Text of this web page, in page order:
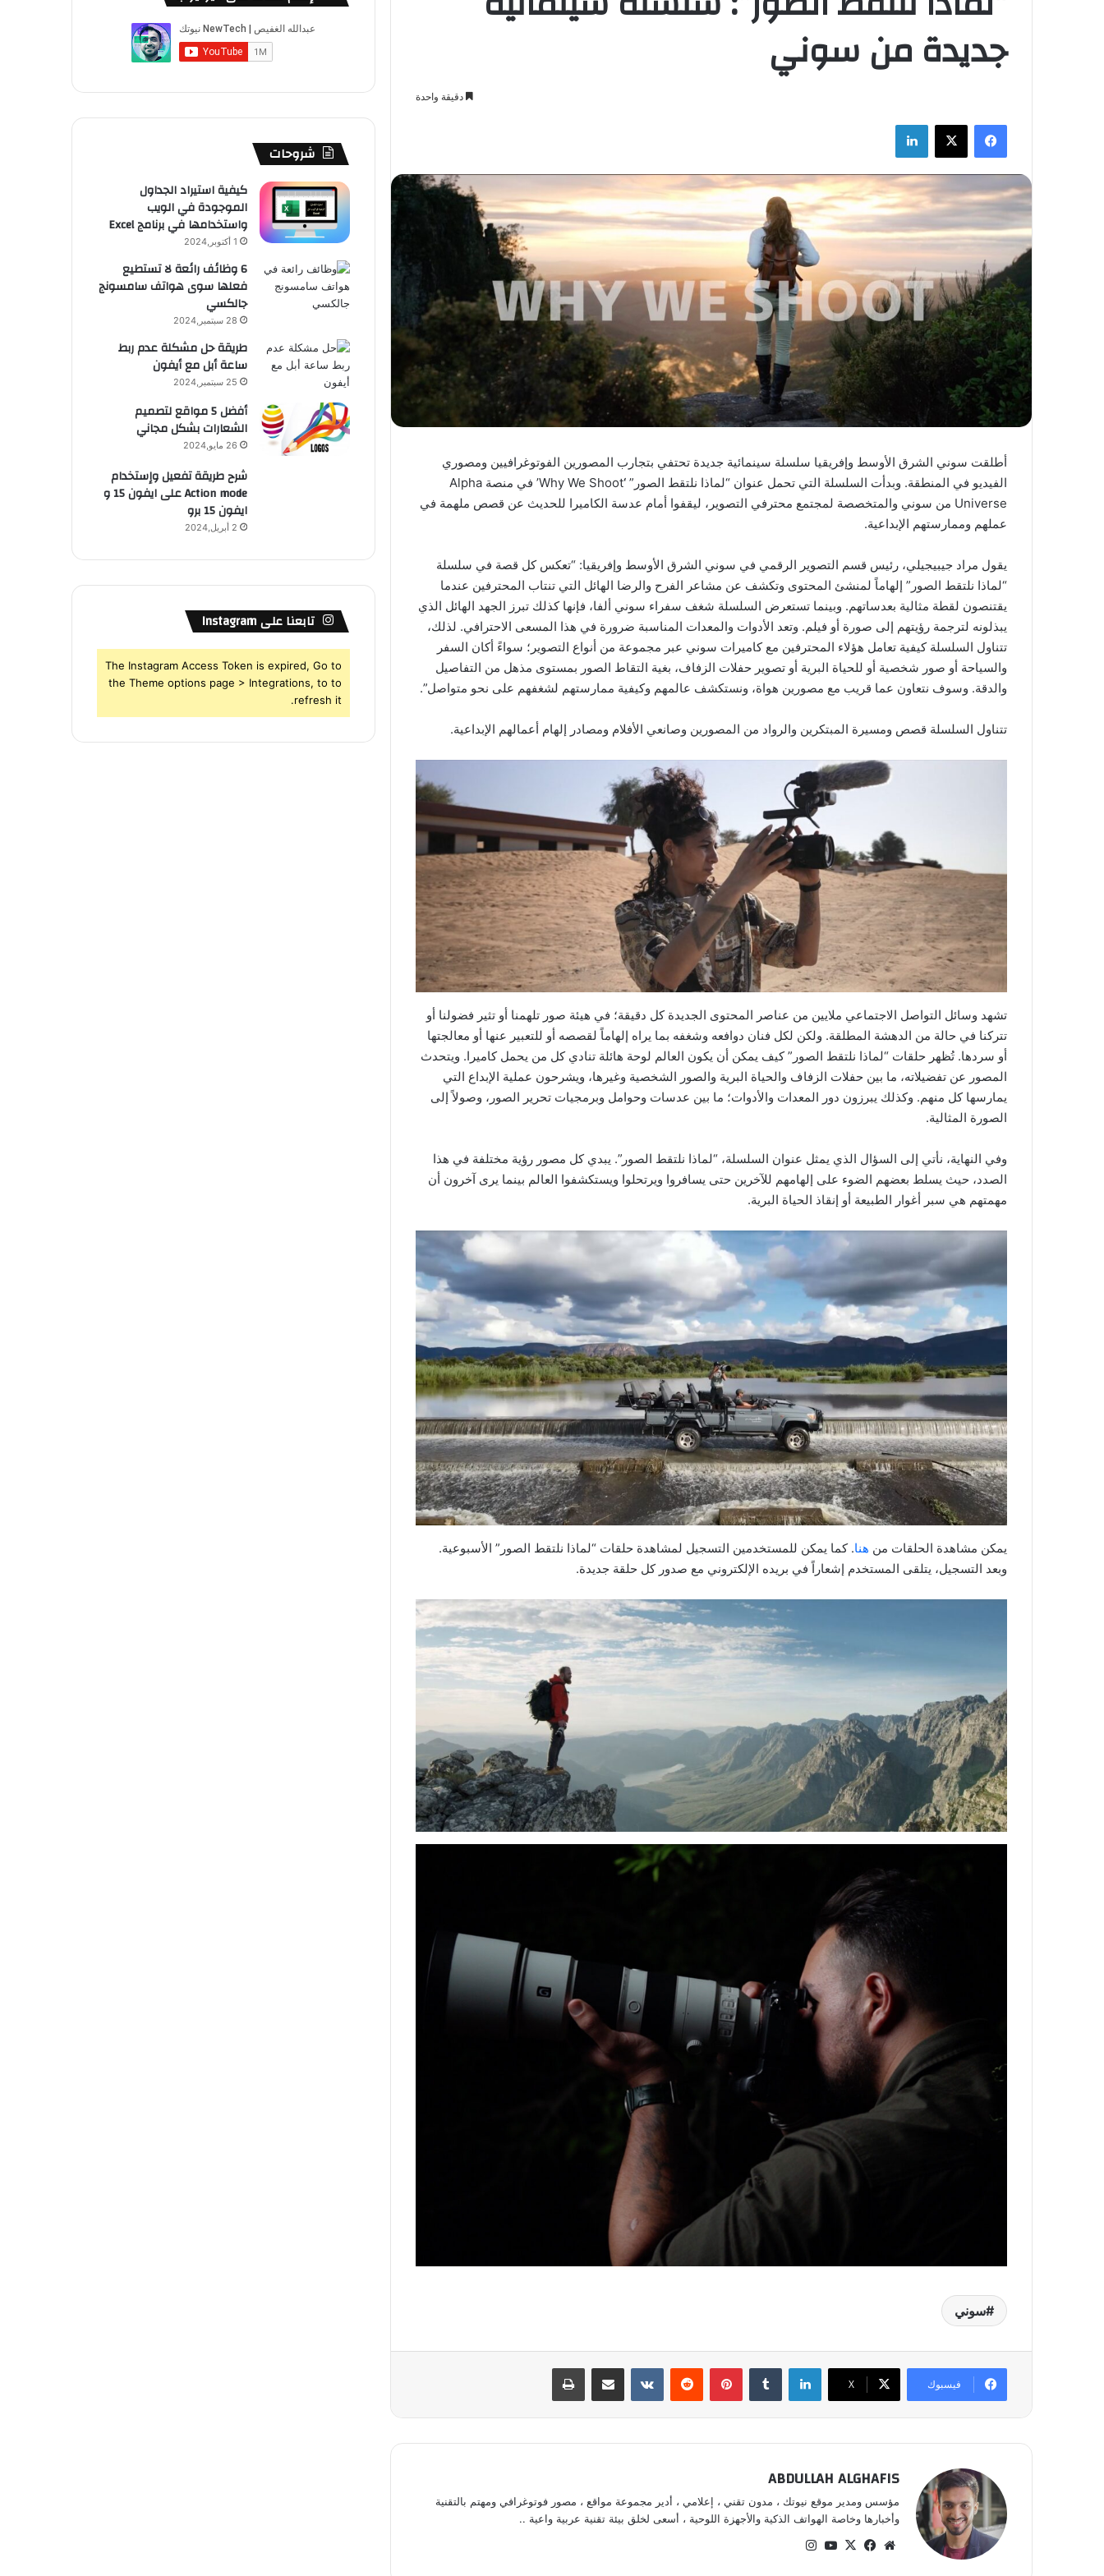
جديدة من سوني
دقيقة واحدة
فيسبوك ‫X لينكدإن
أطلقت سوني الشرق الأوسط وإفريقيا سلسلة سينمائية جديدة تحتفي بتجارب المصورين الفوتوغرافيين ومصوري
الفيديو في المنطقة. وبدأت السلسلة التي تحمل عنوان “لماذا نلتقط الصور” ‘
Why We Shoot’
في منصة Alpha
Universe من سوني والمتخصصة لمجتمع محترفي التصوير، ليقفوا أمام عدسة الكاميرا للحديث عن قصص ملهمة في
عملهم وممارستهم الإبداعية.
يقول مراد جيبيجيلي، رئيس قسم التصوير الرقمي في سوني الشرق الأوسط وإفريقيا: “تعكس كل قصة في سلسلة
“لماذا نلتقط الصور” إلهاماً لمنشئ المحتوى وتكشف عن مشاعر الفرح والرضا الهائل التي تنتاب المحترفين عندما
يقتنصون لقطة مثالية بعدساتهم. وبينما تستعرض السلسلة شغف سفراء سوني ألفا، فإنها كذلك تبرز الجهد الهائل الذي
يبذلونه لترجمة رؤيتهم إلى صورة أو فيلم. وتعد الأدوات والمعدات المناسبة ضرورة في هذا المسعى الاحترافي. لذلك،
تتناول السلسلة كيفية تعامل هؤلاء المحترفين مع كاميرات سوني عبر مجموعة من أنواع التصوير؛ سواءً أكان السفر
والسياحة أو صور شخصية أو للحياة البرية أو تصوير حفلات الزفاف، بغية التقاط الصور بمستوى مذهل من التفاصيل
والدقة. وسوف نتعاون عما قريب مع مصورين هواة، ونستكشف عالمهم وكيفية ممارستهم لشغفهم على نحو متواصل”.
تتناول السلسلة قصص ومسيرة المبتكرين والرواد من المصورين وصانعي الأفلام ومصادر إلهام أعمالهم الإبداعية.
تشهد وسائل التواصل الاجتماعي ملايين من عناصر المحتوى الجديدة كل دقيقة؛ في هيئة صور تلهمنا أو تثير فضولنا أو
تتركنا في حالة من الدهشة المطلقة. ولكن لكل فنان دوافعه وشغفه بما يراه إلهاماً لقصصه أو للتعبير عنها أو معالجتها
أو سردها. تُظهر حلقات “لماذا نلتقط الصور” كيف يمكن أن يكون العالم لوحة هائلة تنادي كل من يحمل كاميرا. ويتحدث
المصور عن تفضيلاته، ما بين حفلات الزفاف والحياة البرية والصور الشخصية وغيرها، ويشرحون عملية الإبداع التي
يمارسها كل منهم. وكذلك يبرزون دور المعدات والأدوات؛ ما بين عدسات وحوامل وبرمجيات تحرير الصور، وصولاً إلى
الصورة المثالية.
وفي النهاية، نأتي إلى السؤال الذي يمثل عنوان السلسلة، “لماذا نلتقط الصور”. يبدي كل مصور رؤية مختلفة في هذا
الصدد، حيث يسلط بعضهم الضوء على إلهامهم للآخرين حتى يسافروا ويرتحلوا ويستكشفوا العالم بينما يرى آخرون أن
مهمتهم هي سبر أغوار الطبيعة أو إنقاذ الحياة البرية.
يمكن مشاهدة الحلقات من هنا. كما يمكن للمستخدمين التسجيل لمشاهدة حلقات “لماذا نلتقط الصور” الأسبوعية.
وبعد التسجيل، يتلقى المستخدم إشعاراً في بريده الإلكتروني مع صدور كل حلقة جديدة.
سوني
فيسبوك ‫X
لينكدإن بينتيريست مشاركة عبر البريد طباعة
ABDULLAH ALGHAFIS
مؤسس ومدير موقع نيوتك ، مدون تقني ، إعلامي ، أدير مجموعة مواقع ، مصور فوتوغرافي ومهتم بالتقنية
وأخبارها وخاصة الهواتف الذكية والأجهزة اللوحية ، أسعى لخلق بيئة تقنية عربية واعية ..
موقعفيسبوك
‫X
‫YouTube
شروحات
كيفية استيراد الجداول
الموجودة في الويب
واستخدامها في برنامج Excel
1 أكتوبر,2024
6 وظائف رائعة لا تستطيع
فعلها سوى هواتف سامسونج
جالكسي
28 سبتمبر,2024
طريقة حل مشكلة عدم ربط
ساعة أبل مع أيفون
25 سبتمبر,2024
أفضل 5 مواقع لتصميم
الشعارات بشكل مجاني
26 مايو,2024
شرح طريقة تفعيل وإستخدام
Action mode على ايفون 15 و
ايفون 15 برو
2 أبريل,2024
تابعنا على Instagram
The Instagram Access Token is expired, Go to
the Theme options page > Integrations, to to
refresh it.